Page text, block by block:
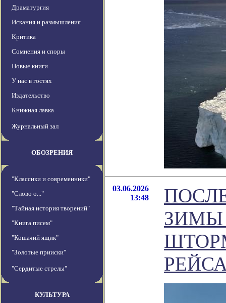
Драматургия
Искания и размышления
Критика
Сомнения и споры
Новые книги
У нас в гостях
Издательство
Книжная лавка
Журнальный зал
ОБОЗРЕНИЯ
"Классики и современники"
"Слово о..."
"Тайная история творений"
"Книга писем"
"Кошачий ящик"
"Золотые прииски"
"Сердитые стрелы"
КУЛЬТУРА
03.06.2026
13:48
ЗИМЫ